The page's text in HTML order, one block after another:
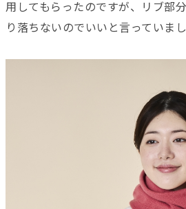
用してもらったのですが、リブ部
り落ちないのでいいと言っていまし